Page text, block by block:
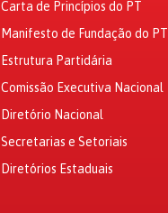
Carta de Princípios do PT
Manifesto de Fundação do PT
Estrutura Partidária
Comissão Executiva Nacional
Diretório Nacional
Secretarias e Setoriais
Diretórios Estaduais